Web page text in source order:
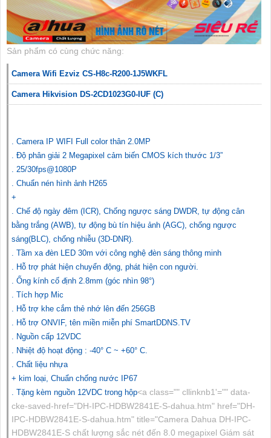
Sản phẩm có cùng chức năng:
Camera Wifi Ezviz CS-H8c-R200-1J5WKFL
Camera Hikvision DS-2CD1023G0-IUF (C)
. Camera IP WIFI Full color thân 2.0MP
. Độ phân giải 2 Megapixel cảm biến CMOS kích thước 1/3”
. 25/30fps@1080P
. Chuẩn nén hình ảnh H265
+
. Chế độ ngày đêm (ICR), Chống ngược sáng DWDR, tự động cân
bằng trắng (AWB), tự động bù tín hiệu ảnh (AGC), chống ngược
sáng(BLC), chống nhiễu (3D-DNR).
. Tầm xa đèn LED 30m với công nghệ đèn sáng thông minh
. Hỗ trợ phát hiện chuyển động, phát hiện con người.
. Ống kính cố định 2.8mm (góc nhìn 98°)
. Tích hợp Mic
. Hỗ trợ khe cắm thẻ nhớ lên đến 256GB
. Hỗ trợ ONVIF, tên miền miễn phí SmartDDNS.TV
. Nguồn cấp 12VDC
. Nhiệt độ hoạt động : -40° C ~ +60° C.
. Chất liệu nhựa
+ kim loại, Chuẩn chống nước IP67
. Tặng kèm nguồn 12VDC trong hộp<a class="" cllinknb1'="" data-
cke-saved-href="DH-IPC-HDBW2841E-S-dahua.htm" href="DH-
IPC-HDBW2841E-S-dahua.htm" title="Camera Dahua DH-IPC-
HDBW2841E-S chất lượng sắc nét đến 8.0 megapixel Giám sát